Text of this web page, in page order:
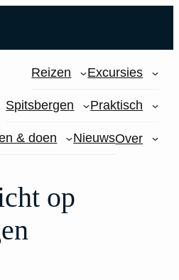
Reizen Excursies
Spitsbergen Praktisch
& doen NieuwsOver
op